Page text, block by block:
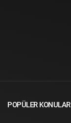
POPÜLER KONULAR